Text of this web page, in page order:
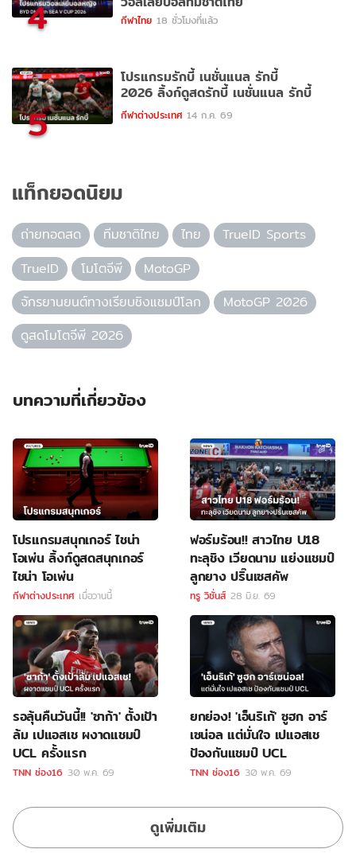
4 กีฬาไทย 18 ชั่วโมงที่แล้ว
5
โปรแกรมรักบี้ เนชั่นแนล รักบี้
2026 ลิ้งก์ดูสดรักบี้ เนชั่นแนล รักบี้
กีฬาต่างประเทศ 14 ก.ค. 69
แท็กยอดนิยม
ถ่ายทอดสด ทีมชาติไทย ไทย
TrueID Sports
TrueID
โมโตจีพี
MotoGP
จักรยานยนต์ทางเรียบชิงแชมป์โลก
MotoGP 2026
ดูสดโมโตจีพี 2026
บทความที่เกี่ยวข้อง
โปรแกรมสนุกเกอร์ ไชน่า
โอเพ่น ลิ้งก์ดูสดสนุกเกอร์
ไชน่า โอเพ่น
กีฬาต่างประเทศ เมื่อวานนี้
ฟอร์มร้อน!! สาวไทย U18
ทะลุชิง เวียดนาม แย่งแชมป์
ลูกยาง ปริ๊นเซสคัพ
ทรู วิชั่นส์ 28 มิ.ย. 69
รอลุ้นคืนวันนี้!! 'ซาก้า' ตั้งเป้า
ล้ม เปแอสเช ผงาดแชมป์
UCL ครั้งแรก
TNN ช่อง16 30 พ.ค. 69
ยกย่อง! 'เอ็นริเก้' ซูฮก อาร์
เซน่อล แต่มั่นใจ เปแอสเช
ป้องกันแชมป์ UCL
TNN ช่อง16 30 พ.ค. 69
ดูเพิ่มเติม